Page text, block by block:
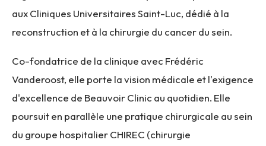
aux Cliniques Universitaires Saint-Luc, dédié à la
reconstruction et à la chirurgie du cancer du sein.
Co-fondatrice de la clinique avec Frédéric
Vanderoost, elle porte la vision médicale et l'exigence
d'excellence de Beauvoir Clinic au quotidien. Elle
poursuit en parallèle une pratique chirurgicale au sein
du groupe hospitalier CHIREC (chirurgie